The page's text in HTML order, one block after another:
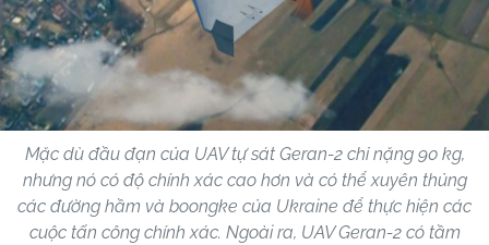
Mặc dù đầu đạn của UAV tự sát Geran-2 chỉ nặng 90 kg,
nhưng nó có độ chính xác cao hơn và có thể xuyên thủng
các đường hầm và boongke của Ukraine để thực hiện các
cuộc tấn công chính xác. Ngoài ra, UAV Geran-2 có tầm